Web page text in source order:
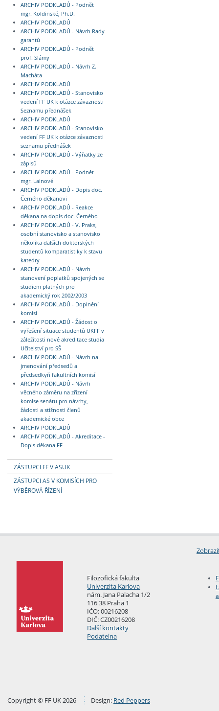
ARCHIV PODKLADŮ - Podnět
mgr. Koldinské, Ph.D.
ARCHIV PODKLADŮ
ARCHIV PODKLADŮ - Návrh Rady
garantů
ARCHIV PODKLADŮ - Podnět
prof. Slámy
ARCHIV PODKLADŮ - Návrh Z.
Macháta
ARCHIV PODKLADŮ
ARCHIV PODKLADŮ - Stanovisko
vedení FF UK k otázce závaznosti
Seznamu přednášek
ARCHIV PODKLADŮ
ARCHIV PODKLADŮ - Stanovisko
vedení FF UK k otázce závaznosti
seznamu přednášek
ARCHIV PODKLADŮ - Výňatky ze
zápisů
ARCHIV PODKLADŮ - Podnět
mgr. Lainové
ARCHIV PODKLADŮ - Dopis doc.
Černého děkanovi
ARCHIV PODKLADŮ - Reakce
děkana na dopis doc. Černého
ARCHIV PODKLADŮ - V. Praks,
osobní stanovisko a stanovisko
několika dalších doktorských
studentů komparatistiky k stavu
katedry
ARCHIV PODKLADŮ - Návrh
stanovení poplatků spojených se
studiem platných pro
akademický rok 2002/2003
ARCHIV PODKLADŮ - Doplnění
komisí
ARCHIV PODKLADŮ - Žádost o
vyřešení situace studentů UKFF v
záležitosti nové akreditace studia
Učitelství pro SŠ
ARCHIV PODKLADŮ - Návrh na
jmenování předsedů a
předsedkyň fakultních komisí
ARCHIV PODKLADŮ - Návrh
věcného záměru na zřízení
komise senátu pro návrhy,
žádosti a stížnosti členů
akademické obce
ARCHIV PODKLADŮ
ARCHIV PODKLADŮ - Akreditace -
Dopis děkana FF
ZÁSTUPCI FF V ASUK
ZÁSTUPCI AS V KOMISÍCH PRO
VÝBĚROVÁ ŘÍZENÍ
Filozofická fakulta
Univerzita Karlova
nám. Jana Palacha 1/2
116 38 Praha 1
IČO: 00216208
DIČ: CZ00216208
Další kontakty
Podatelna
Copyright © FF UK 2026 Design: Red Peppers